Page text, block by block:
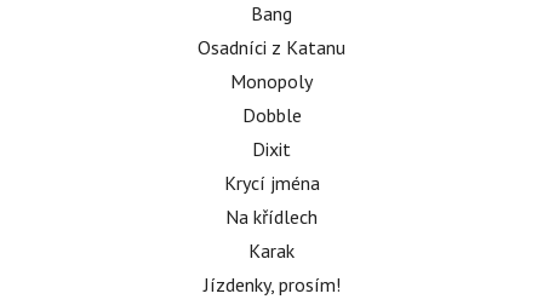
Bang
Osadníci z Katanu
Monopoly
Dobble
Dixit
Krycí jména
Na křídlech
Karak
Jízdenky, prosím!